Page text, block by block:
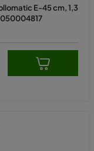
E-45 cm, 1,3